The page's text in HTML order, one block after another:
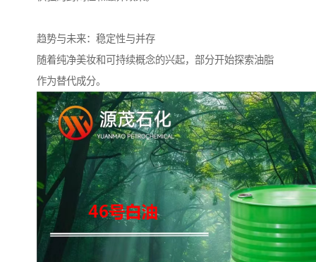
趋势与未来：稳定性与并存
随着纯净美妆和可持续概念的兴起，部分开始探索油脂
作为替代成分。